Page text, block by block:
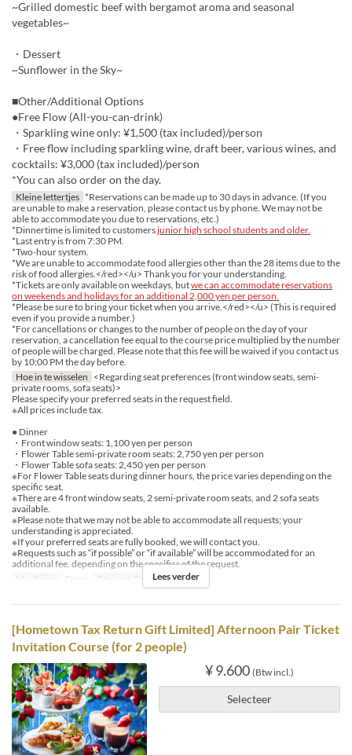
~Grilled domestic beef with bergamot aroma and seasonal
vegetables~
・Dessert
~Sunflower in the Sky~
■Other/Additional Options
●Free Flow (All-you-can-drink)
・Sparkling wine only: ¥1,500 (tax included)/person
・Free flow including sparkling wine, draft beer, various wines, and
cocktails: ¥3,000 (tax included)/person
*You can also order on the day.
Kleine lettertjes *Reservations can be made up to 30 days in advance. (If you
are unable to make a reservation, please contact us by phone. We may not be
able to accommodate you due to reservations, etc.)
*Dinnertime is limited to customersjunior high school students and older.
*Last entry is from 7:30 PM.
*Two-hour system.
*We are unable to accommodate food allergies other than the 28 items due to the
risk of food allergies.</red></u> Thank you for your understanding.
*Tickets are only available on weekdays, butwe can accommodate reservations
on weekends and holidays for an additional 2,000 yen per person.
*Please be sure to bring your ticket when you arrive.</red></u> (This is required
even if you provide a number.)
*For cancellations or changes to the number of people on the day of your
reservation, a cancellation fee equal to the course price multiplied by the number
of people will be charged. Please note that this fee will be waived if you contact us
by 10:00 PM the day before.
Hoe in te wisselen <Regarding seat preferences (front window seats, semi-
private rooms, sofa seats)>
Please specify your preferred seats in the request field.
※All prices include tax.
● Dinner
・Front window seats: 1,100 yen per person
・Flower Table semi-private room seats: 2,750 yen per person
・Flower Table sofa seats: 2,450 yen per person
※For Flower Table seats during dinner hours, the price varies depending on the
specific seat.
※There are 4 front window seats, 2 semi-private room seats, and 2 sofa seats
available.
※Please note that we may not be able to accommodate all requests; your
understanding is appreciated.
※If your preferred seats are fully booked, we will contact you.
※Requests such as “if possible” or “if available” will be accommodated for an
additional fee, depending on the specifics of the request.
Maaltijden
Diner Zitplaats Categorie Dining
Lees verder
[Hometown Tax Return Gift Limited] Afternoon Pair Ticket
Invitation Course (for 2 people)
¥ 9.600 (Btw incl.)
Selecteer